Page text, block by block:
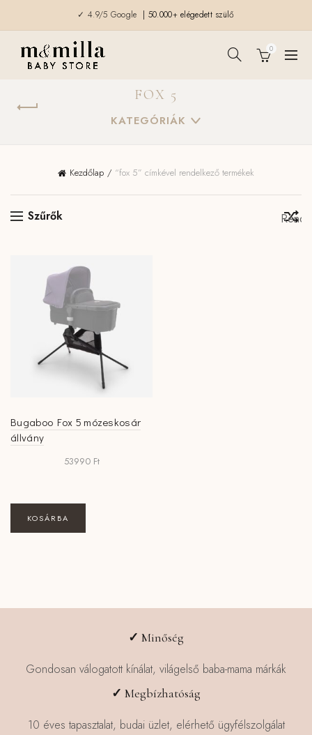
✓ 4.9/5 Google | 50.000+ elégedett szülő
0
FOX 5
KATEGÓRIÁK
Kezdőlap “fox 5” címkével rendelkező termékek
Szűrők
Bugaboo Fox 5 mózeskosár
állvány
53990 Ft
KOSÁRBA
✓ Minőség
Gondosan válogatott kínálat, világelső baba-mama márkák
✓ Megbízhatóság
10 éves tapasztalat, budai üzlet, elérhető ügyfélszolgálat